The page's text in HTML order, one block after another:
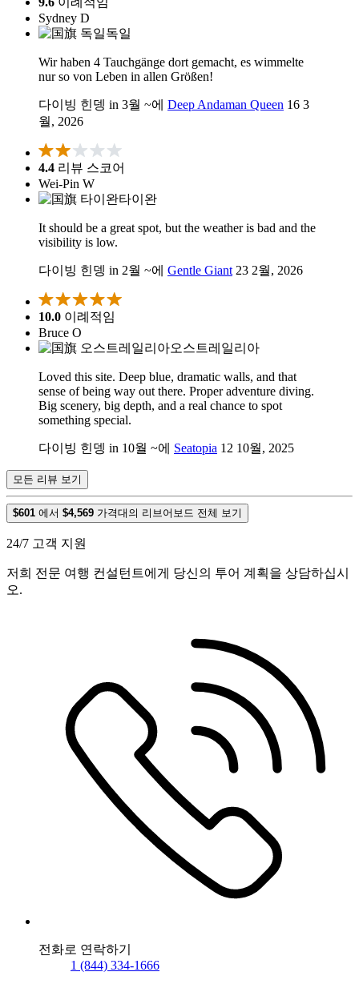
Sydney D
독일
Wir haben 4 Tauchgänge dort gemacht, es wimmelte
nur so von Leben in allen Größen!
다이빙 힌뎅 in 3월 ~에 Deep Andaman Queen 16 3
월, 2026
4.4 리뷰 스코어
Wei-Pin W
타이완
It should be a great spot, but the weather is bad and the
visibility is low.
다이빙 힌뎅 in 2월 ~에 Gentle Giant 23 2월, 2026
10.0 이례적임
Bruce O
오스트레일리아
Loved this site. Deep blue, dramatic walls, and that
sense of being way out there. Proper adventure diving.
Big scenery, big depth, and a real chance to spot
something special.
다이빙 힌뎅 in 10월 ~에 Seatopia 12 10월, 2025
모든 리뷰 보기
$601 에서 $4,569 가격대의 리브어보드 전체 보기
24/7 고객 지원
저희 전문 여행 컨설턴트에게 당신의 투어 계획을 상담하십시
오.
전화로 연락하기
1 (844) 334-1666